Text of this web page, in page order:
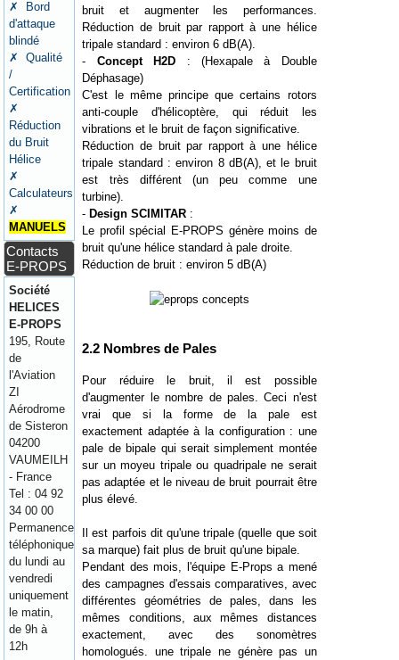
✗ Bord
d'attaque
blindé
✗ Qualité
/
Certification
✗
Réduction
du Bruit
Hélice
✗
Calculateurs
✗
MANUELS
Contacts
E-PROPS
Société
HELICES
E-PROPS
195, Route
de
l'Aviation
ZI
Aérodrome
de Sisteron
04200
VAUMEILH
- France
Tel : 04 92
34 00 00
Permanence
téléphonique
du lundi au
vendredi
uniquement
le matin,
de 9h à
12h
bruit et augmenter les performances.
Réduction de bruit par rapport à une hélice
tripale standard : environ 6 dB(A).
- Concept H2D : (Hexapale à Double
Déphasage)
C'est le même principe que certains rotors
anti-couple d'hélicoptère, qui réduit les
vibrations et le bruit de façon significative.
Réduction de bruit par rapport à une hélice
tripale standard : environ 8 dB(A), et le bruit
est très différent (un peu comme une
turbine).
-Design SCIMITAR :
Le profil spécial E-PROPS génère moins de
bruit qu'une hélice standard à pale droite.
Réduction de bruit : environ 5 dB(A)
2.2 Nombres de Pales
Pour réduire le bruit, il est possible
d'augmenter le nombre de pales. Ceci n'est
vrai que si la forme de la pale est
exactement adaptée à la configuration : une
pale de bipale qui serait simplement montée
sur un moyeu tripale ou quadripale ne serait
pas adaptée et le niveau de bruit pourrait être
plus élevé.
Il est parfois dit qu'une tripale (quelle que soit
sa marque) fait plus de bruit qu'une bipale.
Pendant des mois, l'équipe E-Props a mené
des campagnes d'essais comparatives, avec
différentes géométries de pales, dans les
mêmes conditions, aux mêmes distances
exactement, avec des sonomètres
homologués. une tripale ne génère pas un